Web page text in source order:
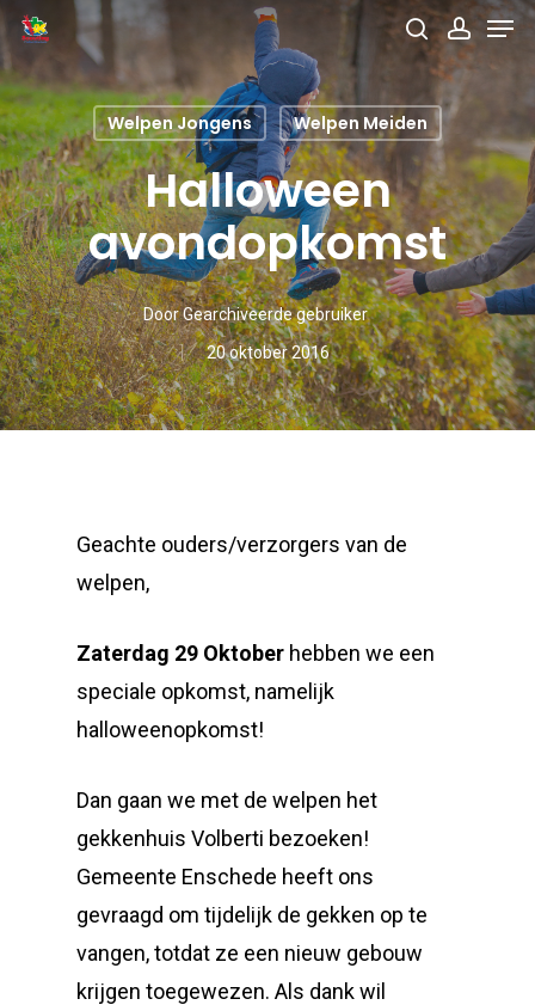
Skip
to
main
content
search
Welpen Jongens Welpen Meiden
Halloween
avondopkomst
DoorGearchiveerde gebruiker
20 oktober 2016
Geachte ouders/verzorgers van de
welpen,
Zaterdag 29 Oktober hebben we een
speciale opkomst, namelijk
halloweenopkomst!
Dan gaan we met de welpen het
gekkenhuis Volberti bezoeken!
Gemeente Enschede heeft ons
gevraagd om tijdelijk de gekken op te
vangen, totdat ze een nieuw gebouw
krijgen toegewezen. Als dank wil